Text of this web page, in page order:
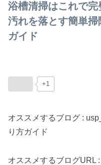
浴槽清掃はこれで
汚れを落とす簡単
ガイド
+1
オススメするブログ :
り方ガイド
オススメするブログURL